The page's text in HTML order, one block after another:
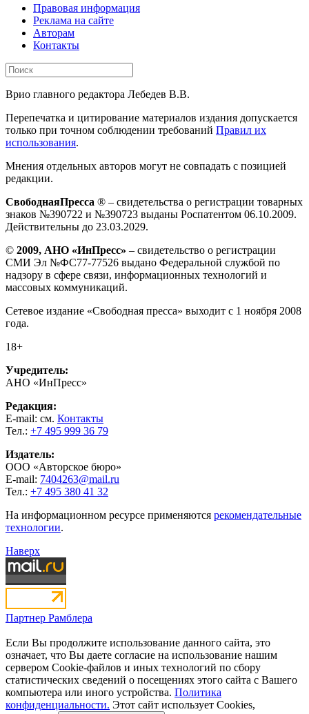
Правовая информация
Реклама на сайте
Авторам
Контакты
Врио главного редактора Лебедев В.В.
Перепечатка и цитирование материалов издания допускается
только при точном соблюдении требований Правил их
использования.
Мнения отдельных авторов могут не совпадать с позицией
редакции.
СвободнаяПресса ® – свидетельства о регистрации товарных
знаков №390722 и №390723 выданы Роспатентом 06.10.2009.
Действительны до 23.03.2029.
© 2009, АНО «ИнПресс» – свидетельство о регистрации
СМИ Эл №ФС77-77526 выдано Федеральной службой по
надзору в сфере связи, информационных технологий и
массовых коммуникаций.
Сетевое издание «Свободная пресса» выходит с 1 ноября 2008
года.
18+
Учредитель:
АНО «ИнПресс»
Редакция:
E-mail: см. Контакты
Тел.: +7 495 999 36 79
Издатель:
ООО «Авторское бюро»
E-mail: 7404263@mail.ru
Тел.: +7 495 380 41 32
На информационном ресурсе применяются рекомендательные
технологии.
Наверх
Партнер Рамблера
Если Вы продолжите использование данного сайта, это
означает, что Вы даете согласие на использование нашим
сервером Cookie-файлов и иных технологий по сбору
статистических сведений о посещениях этого сайта с Вашего
компьютера или иного устройства. Политика
конфиденциальности. Этот сайт использует Cookies,